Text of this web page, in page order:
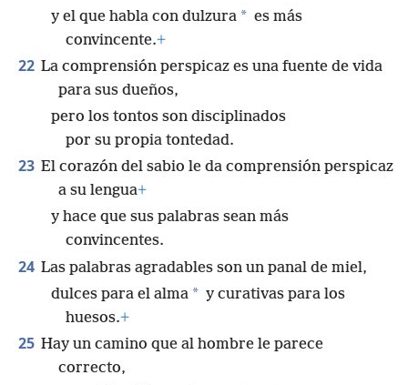
y el que habla con dulzura * es más
convincente.+
22 La comprensión perspicaz es una fuente de vida
para sus dueños,
pero los tontos son disciplinados
por su propia tontedad.
23 El corazón del sabio le da comprensión perspicaz
a su lengua+
y hace que sus palabras sean más
convincentes.
24 Las palabras agradables son un panal de miel,
dulces para el alma * y curativas para los
huesos.+
25 Hay un camino que al hombre le parece
correcto,